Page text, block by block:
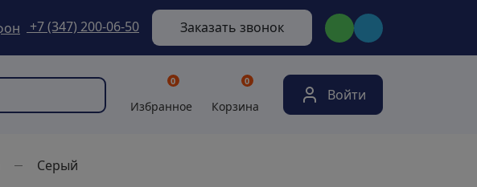
+7 (347) 200-06-50 Заказать звонок
Избранное
0
Корзина
0
Войти
Серый